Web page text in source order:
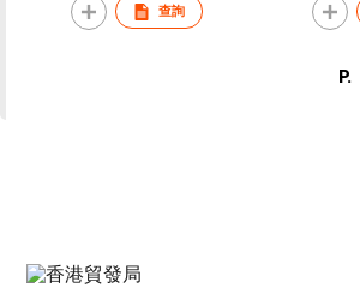
查詢
P.